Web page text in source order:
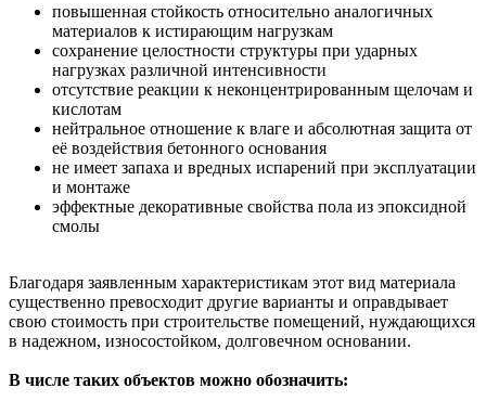
повышенная стойкость относительно аналогичных
материалов к истирающим нагрузкам
сохранение целостности структуры при ударных
нагрузках различной интенсивности
отсутствие реакции к неконцентрированным щелочам и
кислотам
нейтральное отношение к влаге и абсолютная защита от
её воздействия бетонного основания
не имеет запаха и вредных испарений при эксплуатации
и монтаже
эффектные декоративные свойства пола из эпоксидной
смолы
Благодаря заявленным характеристикам этот вид материала
существенно превосходит другие варианты и оправдывает
свою стоимость при строительстве помещений, нуждающихся
в надежном, износостойком, долговечном основании.
В числе таких объектов можно обозначить: